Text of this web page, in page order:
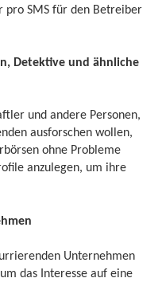
pro SMS für den Betreiber
Detektive und ähnliche
und andere Personen,
ausforschen wollen,
ohne Probleme
anzulegen, um ihre
Unternehmen
das Interesse auf eine